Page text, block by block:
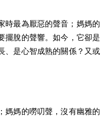
時最為厭惡的聲音；媽媽的
擺脫的聲響。如今，它卻是
、是心智成熟的關係？又 或
媽媽的嘮叨聲，沒有幽雅的